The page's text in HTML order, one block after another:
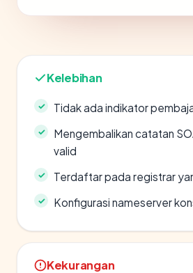
Kelebihan
Tidak ada indikator
Mengembalikan catatan
valid
Terdaftar pada registrar
Konfigurasi nameserver
Kekurangan